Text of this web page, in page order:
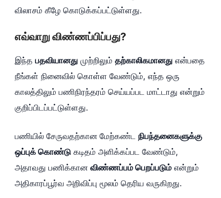
விலாசம் கீழே கொடுக்கப்பட்டுள்ளது.
எவ்வாறு விண்ணப்பிப்பது?
இந்த பதவியானது முற்றிலும் தற்காலிகமானது என்பதை
நீங்கள் நினைவில் கொள்ள வேண்டும், எந்த ஒரு
காலத்திலும் பணிநிரந்தரம் செய்யப்பட மாட்டாது என்றும்
குறிப்பிடப்பட்டுள்ளது.
பணியில் சேருவதற்கான மேற்கண்ட நிபந்தனைகளுக்கு
ஒப்புக் கொண்டு கடிதம் அளிக்கப்பட வேண்டும்,
அதாவது பணிக்கான விண்ணப்பம் பெறப்படும் என்றும்
அதிகாரப்பூர்வ அறிவிப்பு மூலம் தெரிய வருகிறது.